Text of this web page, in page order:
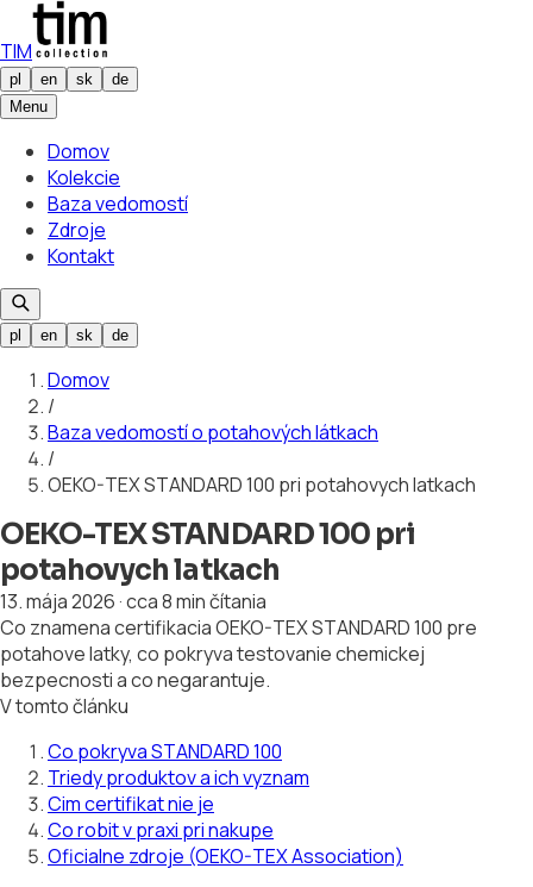
TIM
pl en sk
de
Menu
Domov
Kolekcie
Baza vedomostí
Zdroje
Kontakt
pl en sk de
Domov
/
Baza vedomostí o potahových látkach
/
OEKO-TEX STANDARD 100 pri potahovych latkach
OEKO-TEX STANDARD 100 pri
potahovych latkach
13. mája 2026 ·cca 8 min čítania
Co znamena certifikacia OEKO-TEX STANDARD 100 pre
potahove latky, co pokryva testovanie chemickej
bezpecnosti a co negarantuje.
V tomto článku
Co pokryva STANDARD 100
Triedy produktov a ich vyznam
Cim certifikat nie je
Co robit v praxi pri nakupe
Oficialne zdroje (OEKO-TEX Association)